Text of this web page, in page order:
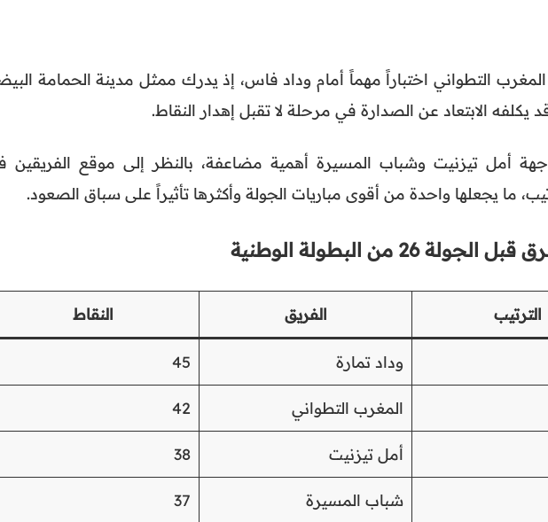
التطواني اختباراً مهماً أمام وداد فاس، إذ يدرك ممثل مدينة الحمامة
يكلفه الابتعاد عن الصدارة في مرحلة لا تقبل إهدار النقاط.
أمل تيزنيت وشباب المسيرة أهمية مضاعفة، بالنظر إلى موقع الفريقين
ما يجعلها واحدة من أقوى مباريات الجولة وأكثرها تأثيراً على سباق الصعود.
26 من البطولة الوطنية
الترتيب الفريق النقاط
وداد تمارة 45
المغرب التطواني 42
أمل تيزنيت 38
شباب المسيرة 37